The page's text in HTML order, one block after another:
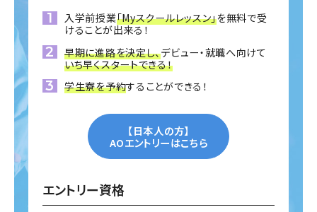
入学前授業「Myスクールレッスン」を無料で受
けることが出来る！
早期に進路を決定し、デビュー・就職へ向けて
いち早くスタートできる！
学生寮を予約することができる！
【日本人の方】
AOエントリーはこちら
エントリー資格